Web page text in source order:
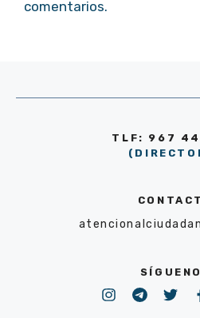
comentarios.
TLF: 967